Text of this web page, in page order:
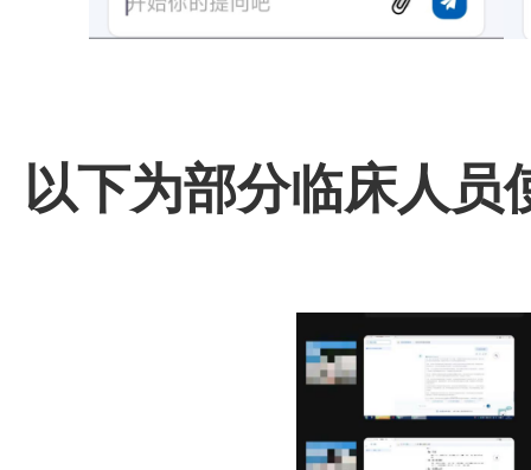
以下为部分临床人员